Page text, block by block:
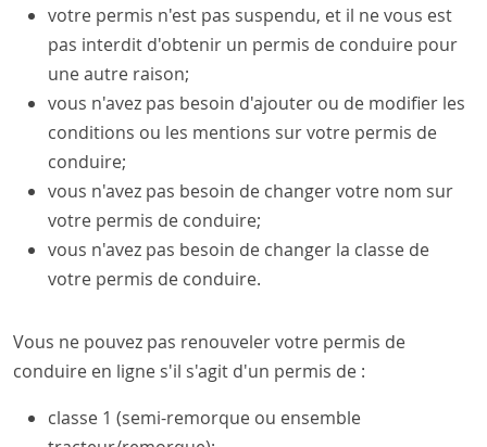
votre permis n'est pas suspendu, et il ne vous est
pas interdit d'obtenir un permis de conduire pour
une autre raison;
vous n'avez pas besoin d'ajouter ou de modifier les
conditions ou les mentions sur votre permis de
conduire;
vous n'avez pas besoin de changer votre nom sur
votre permis de conduire;
vous n'avez pas besoin de changer la classe de
votre permis de conduire.
Vous ne pouvez pas renouveler votre permis de
conduire en ligne s'il s'agit d'un permis de :
classe 1 (semi-remorque ou ensemble